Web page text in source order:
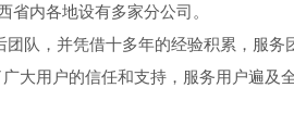
内各地设有多家分公司。
队，并凭借十多年的经验积累，服
大用户的信任和支持，服务用户遍及